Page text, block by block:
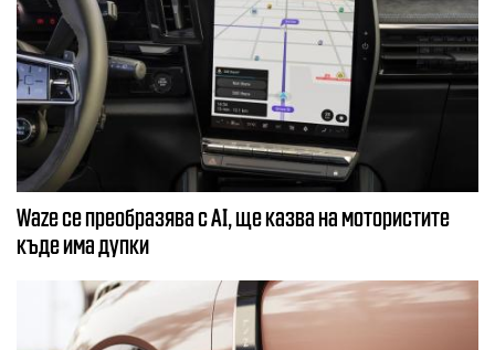
Waze се преобразява с AI, ще казва на мотористите
къде има дупки